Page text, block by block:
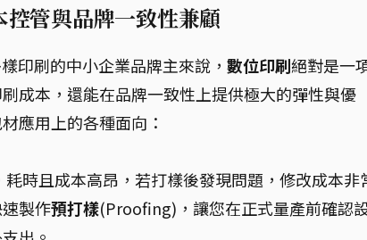
管與品牌一致性兼顧
印刷的中小企業品牌主來說， 數位印刷絕對是一
成本，還能在品牌一致性上提供極大的彈性與優
應用上的各種面向：
時且成本高昂，若打樣後發現問題，修改成本非
製作預打樣(Proofing)，讓您在正式量產前確認